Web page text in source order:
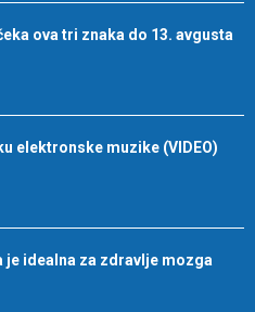
ova tri znaka do 13. avgusta
elektronske muzike (VIDEO)
je idealna za zdravlje mozga